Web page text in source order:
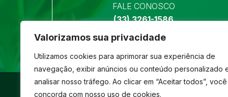
Valorizamos sua privacidade
Utilizamos cookies para aprimorar sua experiência de
navegação, exibir anúncios ou conteúdo personalizado
analisar nosso tráfego. Ao clicar em “Aceitar todos”, você
concorda com nosso uso de cookies.
FALE CONOSCO
(33) 3261-1586
© São José- Todos os direitos reservados